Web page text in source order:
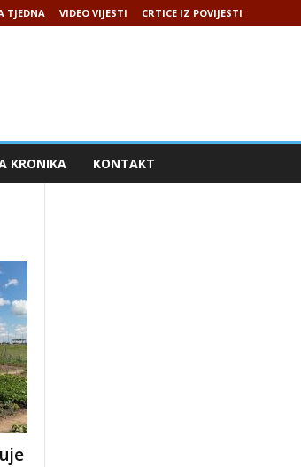
TJEDNA VIDEO VIJESTI CRTICE IZ POVIJESTI
KRONIKA KONTAKT